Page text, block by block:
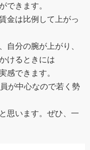
できます。
金は比例して上がっ
分の腕が上がり、
けるときには
感できます。
が中心なので若く勢
思います。ぜひ、一